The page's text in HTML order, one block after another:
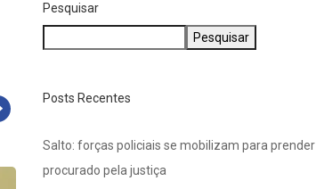
Pesquisar
Pesquisar
Posts Recentes
Salto: forças policiais se mobilizam para prender
procurado pela justiça